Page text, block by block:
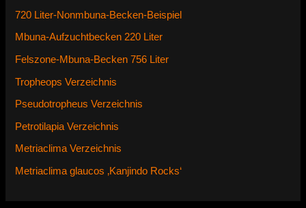
720 Liter-Nonmbuna-Becken-Beispiel
Mbuna-Aufzuchtbecken 220 Liter
Felszone-Mbuna-Becken 756 Liter
Tropheops Verzeichnis
Pseudotropheus Verzeichnis
Petrotilapia Verzeichnis
Metriaclima Verzeichnis
Metriaclima glaucos ‚Kanjindo Rocks‘